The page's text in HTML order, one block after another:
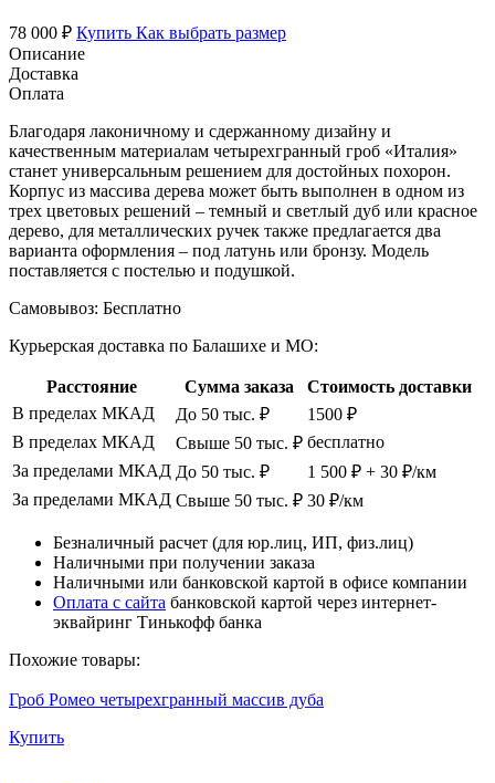
78 000 ₽ Купить Как выбрать размер
Описание
Доставка
Оплата
Благодаря лаконичному и сдержанному дизайну и
качественным материалам четырехгранный гроб «Италия»
станет универсальным решением для достойных похорон.
Корпус из массива дерева может быть выполнен в одном из
трех цветовых решений – темный и светлый дуб или красное
дерево, для металлических ручек также предлагается два
варианта оформления – под латунь или бронзу. Модель
поставляется с постелью и подушкой.
Самовывоз: Бесплатно
Курьерская доставка по Балашихе и МО:
Расстояние Сумма заказа
Стоимость доставки
В пределах МКАД
До 50 тыс. ₽
1500 ₽
В пределах МКАД
Свыше 50 тыс. ₽ бесплатно
За пределами МКАД До 50 тыс. ₽
1 500 ₽ + 30 ₽/км
За пределами МКАД Свыше 50 тыс. ₽ 30 ₽/км
Безналичный расчет (для юр.лиц, ИП, физ.лиц)
Наличными при получении заказа
Наличными или банковской картой в офисе компании
Оплата с сайта банковской картой через интернет-
эквайринг Тинькофф банка
Похожие товары:
Гроб Ромео четырехгранный массив дуба
Купить